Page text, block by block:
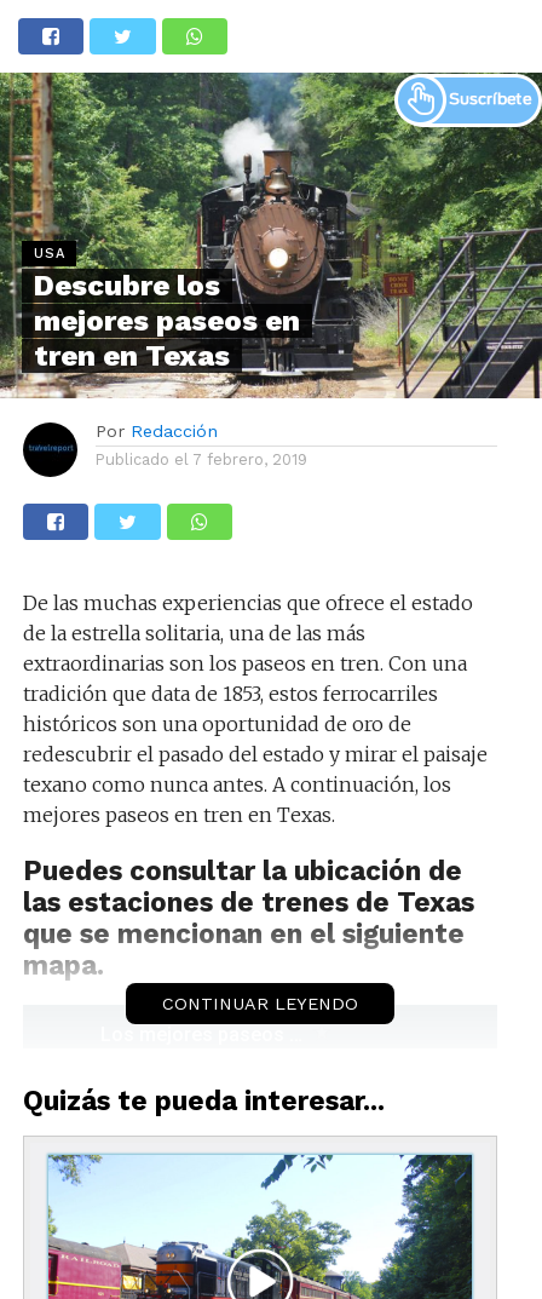
USA
Descubre los
mejores paseos en
tren en Texas
Por Redacción
Publicado el 7 febrero, 2019
De las muchas experiencias que ofrece el estado
de la estrella solitaria, una de las más
extraordinarias son los paseos en tren. Con una
tradición que data de 1853, estos ferrocarriles
históricos son una oportunidad de oro de
redescubrir el pasado del estado y mirar el paisaje
texano como nunca antes. A continuación, los
mejores paseos en tren en Texas.
Puedes consultar la ubicación de
las estaciones de trenes de Texas
que se mencionan en el siguiente
mapa.
CONTINUAR LEYENDO
Quizás te pueda interesar...